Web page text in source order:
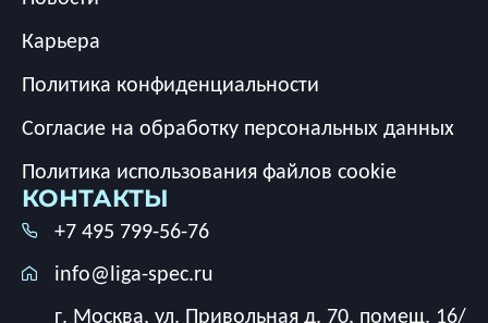
Карьера
Политика конфиденциальности
Согласие на обработку персональных данных
Политика использования файлов cookie
КОНТАКТЫ
+7 495 799-56-76
info@liga-spec.ru
г. Москва, ул. Привольная д. 70, помещ. 16/